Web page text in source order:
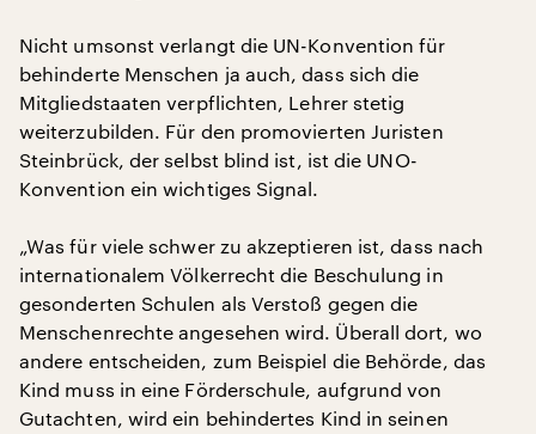
Nicht umsonst verlangt die UN-Konvention für
behinderte Menschen ja auch, dass sich die
Mitgliedstaaten verpflichten, Lehrer stetig
weiterzubilden. Für den promovierten Juristen
Steinbrück, der selbst blind ist, ist die UNO-
Konvention ein wichtiges Signal.
„Was für viele schwer zu akzeptieren ist, dass nach
internationalem Völkerrecht die Beschulung in
gesonderten Schulen als Verstoß gegen die
Menschenrechte angesehen wird. Überall dort, wo
andere entscheiden, zum Beispiel die Behörde, das
Kind muss in eine Förderschule, aufgrund von
Gutachten, wird ein behindertes Kind in seinen